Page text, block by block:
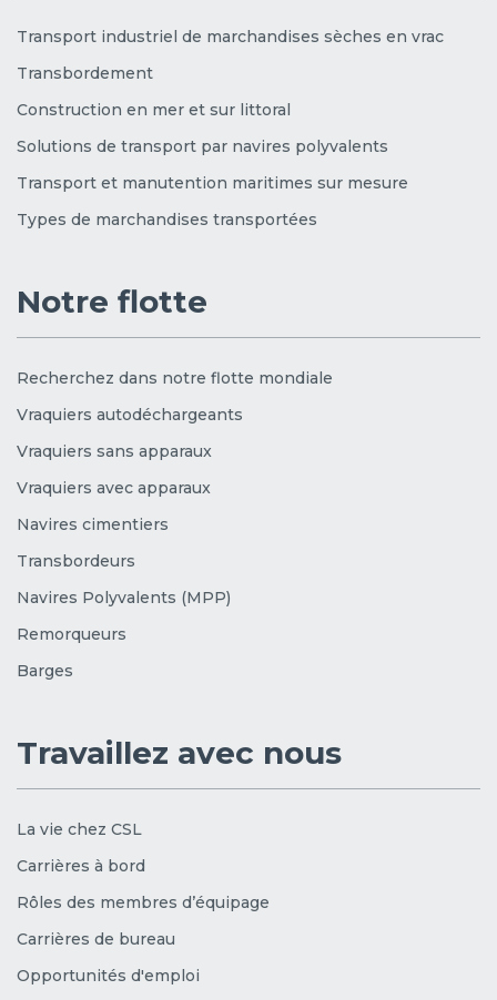
Transport industriel de marchandises sèches en vrac
Transbordement
Construction en mer et sur littoral
Solutions de transport par navires polyvalents
Transport et manutention maritimes sur mesure
Types de marchandises transportées
Notre flotte
Recherchez dans notre flotte mondiale
Vraquiers autodéchargeants
Vraquiers sans apparaux
Vraquiers avec apparaux
Navires cimentiers
Transbordeurs
Navires Polyvalents (MPP)
Remorqueurs
Barges
Travaillez avec nous
La vie chez CSL
Carrières à bord
Rôles des membres d’équipage
Carrières de bureau
Opportunités d'emploi